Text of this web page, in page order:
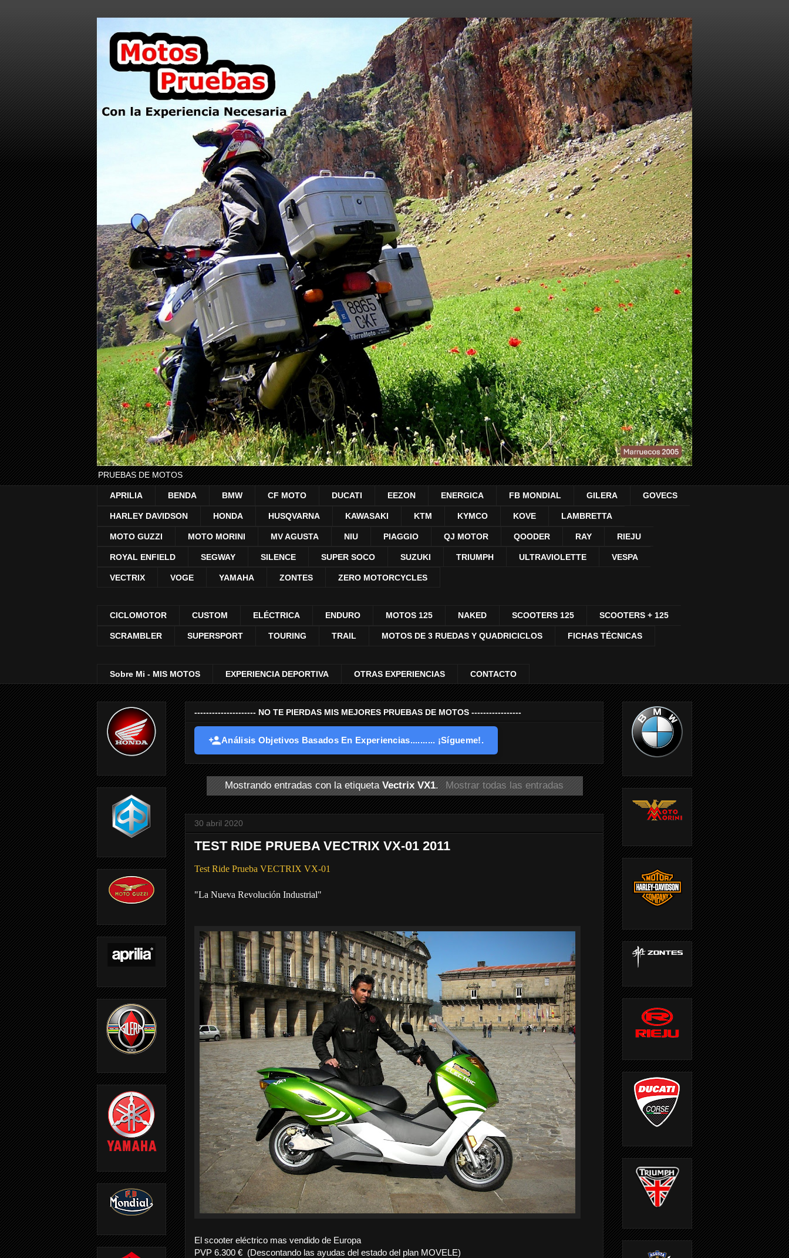
PRUEBAS DE MOTOS
APRILIA BENDA BMW CF MOTO DUCATI EEZON ENERGICA FB MONDIAL GILERA GOVECS
HARLEY DAVIDSON HONDA HUSQVARNA KAWASAKI KTM KYMCO KOVE LAMBRETTA
MOTO GUZZI MOTO MORINI MV AGUSTA NIU PIAGGIO QJ MOTOR QOODER RAY RIEJU
ROYAL ENFIELD SEGWAY SILENCE SUPER SOCO SUZUKI TRIUMPH ULTRAVIOLETTE VESPA
VECTRIX VOGE YAMAHA ZONTES ZERO MOTORCYCLES
CICLOMOTOR CUSTOM ELÉCTRICA ENDURO MOTOS 125 NAKED SCOOTERS 125 SCOOTERS + 125
SCRAMBLER SUPERSPORT TOURING TRAIL MOTOS DE 3 RUEDAS Y QUADRICICLOS FICHAS TÉCNICAS
Sobre Mi - MIS MOTOS EXPERIENCIA DEPORTIVA OTRAS EXPERIENCIAS CONTACTO
--------------------- NO TE PIERDAS MIS MEJORES PRUEBAS DE MOTOS -----------------
Análisis Objetivos Basados En Experiencias.......... ¡Sígueme!.
Mostrando entradas con la etiquetaVectrix VX1. Mostrar todas las entradas
30 abril 2020
TEST RIDE PRUEBA VECTRIX VX-01 2011
Test Ride Prueba VECTRIX VX-01
"La Nueva Revolución Industrial"
El scooter eléctrico mas vendido de Europa
PVP 6.300 € (Descontando las ayudas del estado del plan MOVELE)